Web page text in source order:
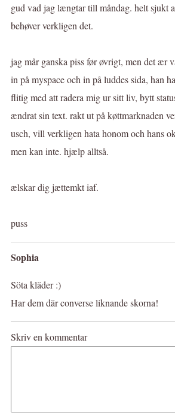
gud vad jag længtar till måndag. helt sjukt
behøver verkligen det.
jag mår ganska piss før øvrigt, men det ær
in på myspace och in på luddes sida, han
flitig med att radera mig ur sitt liv, bytt
ændrat sin text. rakt ut på køttmarknaden
usch, vill verkligen hata honom och hans
men kan inte. hjælp alltså.
ælskar dig jættemkt iaf.
puss
Sophia
Söta kläder :)
Har dem där converse liknande skorna!
Skriv en kommentar